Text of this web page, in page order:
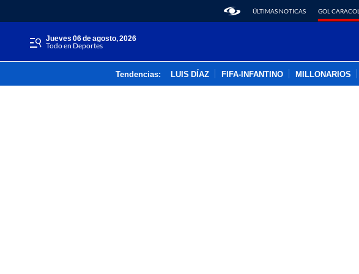
ÚLTIMAS NOTICAS GOL CARACOL
jueves 06 de agosto, 2026
Todo en Deportes
Tendencias: LUIS DÍAZ FIFA-INFANTINO MILLONARIOS